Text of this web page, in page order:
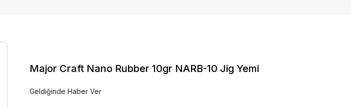
Major Craft Nano Rubber 10gr NARB-10 Jig Yemi
Geldiğinde Haber Ver